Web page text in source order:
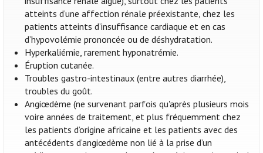
atteints d’une affection rénale préexistante, chez les
patients atteints d’insuffisance cardiaque et en cas
d’hypovolémie prononcée ou de déshydratation.
Hyperkaliémie, rarement hyponatrémie.
Éruption cutanée.
Troubles gastro-intestinaux (entre autres diarrhée),
troubles du goût.
Angiœdème (ne survenant parfois qu'après plusieurs mois
voire années de traitement, et plus fréquemment chez
les patients d’origine africaine et les patients avec des
antécédents d’angiœdème non lié à la prise d’un